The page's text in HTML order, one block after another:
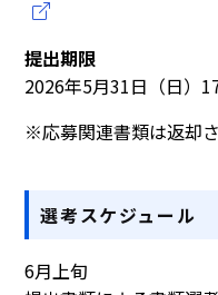
提出期限
2026年5月31日（日）
※応募関連書類は返却
選考スケジュール
6月上旬